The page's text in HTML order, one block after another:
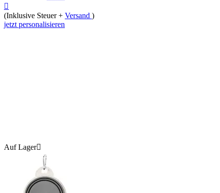

(Inklusive Steuer + Versand )
jetzt personalisieren
Auf Lager